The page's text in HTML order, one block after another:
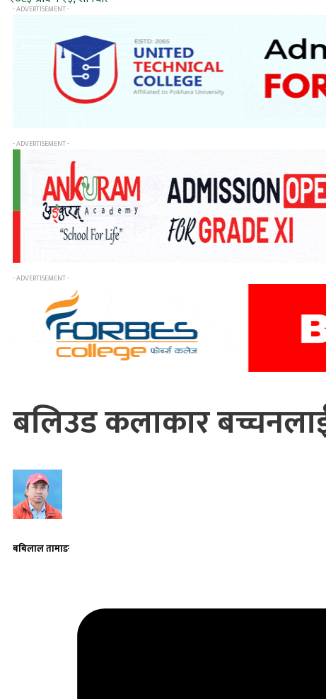
- ADVERTISEMENT -
- ADVERTISEMENT -
- ADVERTISEMENT -
बलिउड कलाकार
बबिलाल तामाङ